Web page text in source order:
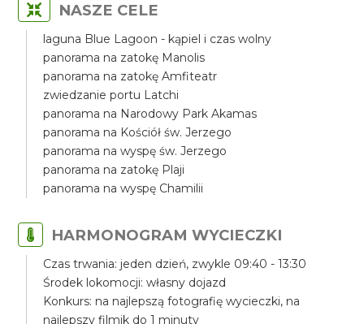
NASZE CELE
laguna Blue Lagoon - kąpiel i czas wolny
panorama na zatokę Manolis
panorama na zatokę Amfiteatr
zwiedzanie portu Latchi
panorama na Narodowy Park Akamas
panorama na Kościół św. Jerzego
panorama na wyspę św. Jerzego
panorama na zatokę Plaji
panorama na wyspę Chamilii
HARMONOGRAM WYCIECZKI
Czas trwania: jeden dzień, zwykle 09:40 - 13:30
Środek lokomocji: własny dojazd
Konkurs: na najlepszą fotografię wycieczki, na
najlepszy filmik do 1 minuty